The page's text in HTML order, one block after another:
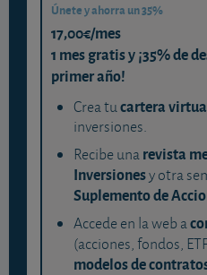
Únete y ahorra un 35%
17,00€/mes
1 mes gratis y ¡35% de
primer año!
Crea tucartera
inversiones.
Recibe unarevista
Inversionesy otra
Suplemento de
Accede en la web a
(acciones, fondos,
modelos de